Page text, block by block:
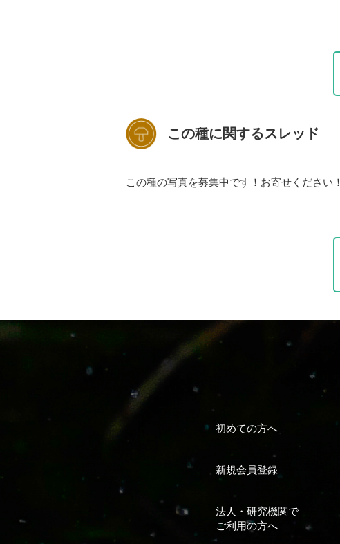
この種に関するスレッド
この種の写真を募集中です！お寄せください！
初めての方へ
新規会員登録
法人・研究機関で
ご利用の方へ